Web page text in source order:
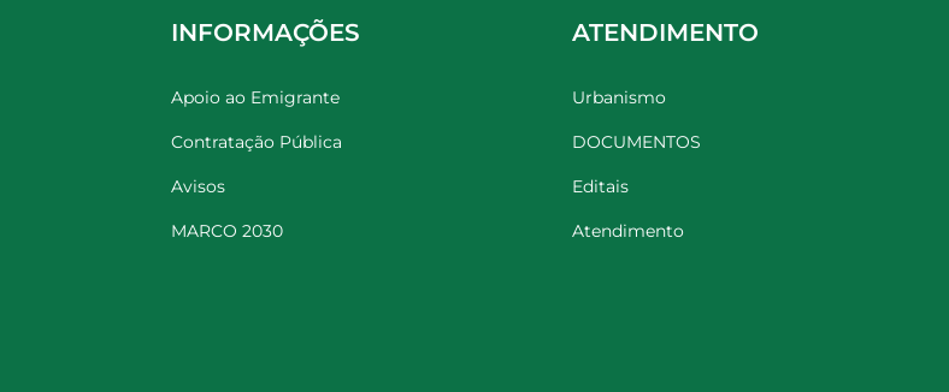
INFORMAÇÕES
Apoio ao Emigrante
Contratação Pública
Avisos
MARCO 2030
ATENDIMENTO
Urbanismo
DOCUMENTOS
Editais
Atendimento